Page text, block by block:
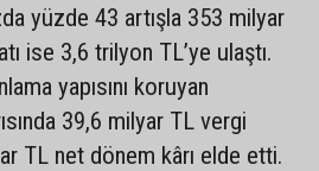
yüzde 43 artışla 353 milyar
ise 3,6 trilyon TL’ye ulaştı.
yapısını koruyan
39,6 milyar TL vergi
TL net dönem kârı elde etti.